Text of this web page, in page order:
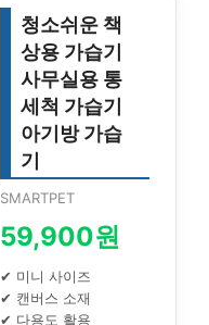
청소쉬운 책
상용 가습기
사무실용 통
세척 가습기
아기방 가습
기
SMARTPET
59,900원
✔ 미니 사이즈
✔ 캔버스 소재
✔ 다용도 활용